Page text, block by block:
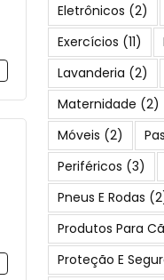
Eletrônicos (2)
Exercícios (11)
Lavanderia (2)
Maternidade (2)
Móveis (2)
Periféricos (3)
Pneus E Rodas
Produtos Para
Proteção E